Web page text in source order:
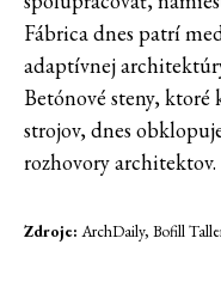
Fábrica dnes patrí
adaptívnej
Betónové steny,
strojov, dnes
rozhovory architektov.
Zdroje: ArchDaily, Bofill